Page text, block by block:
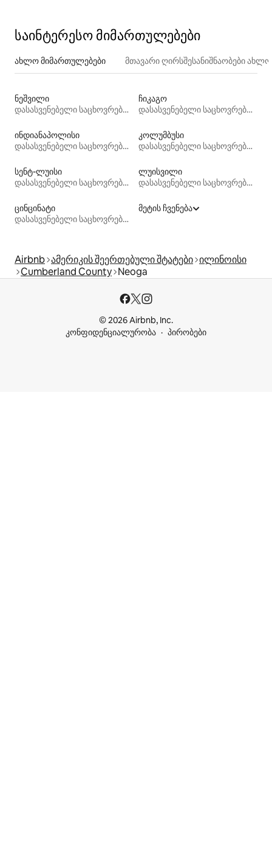
საინტერესო მიმართულებები
ახლო მიმართულებები მთავარი ღირსშესანიშნაობები
ნეშვილი
დასასვენებელი საცხოვრებლები
ჩიკაგო
დასასვენებელი საცხოვრებლები
ინდიანაპოლისი
დასასვენებელი საცხოვრებლები
კოლუმბუსი
დასასვენებელი საცხოვრებლები
სენტ-ლუისი
დასასვენებელი საცხოვრებლები
ლუისვილი
დასასვენებელი საცხოვრებლები
ცინცინატი
დასასვენებელი საცხოვრებლები
მეტის ჩვენება
Airbnb ამერიკის შეერთებული შტატები ილინოისი
Cumberland County Neoga
© 2026 Airbnb, Inc.
კონფიდენციალურობა
პირობები